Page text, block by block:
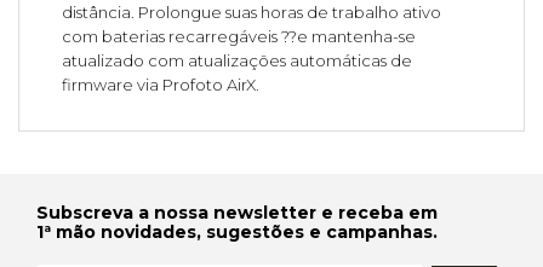
distância. Prolongue suas horas de trabalho ativo
com baterias recarregáveis ??e mantenha-se
atualizado com atualizações automáticas de
firmware via Profoto AirX.
Subscreva a nossa newsletter e receba em
1ª mão novidades, sugestões e campanhas.